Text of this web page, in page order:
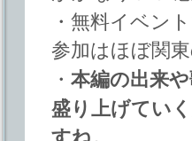
・無料イベン
参加はほぼ関
・ 本編の出来
盛り上げてい